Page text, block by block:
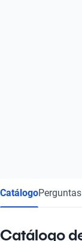
Catálogo
Catálogo